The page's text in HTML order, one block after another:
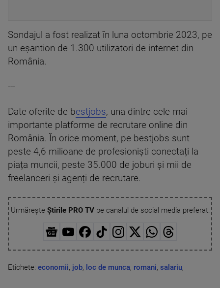
Sondajul a fost realizat în luna octombrie 2023, pe
un eșantion de 1.300 utilizatori de internet din
România.
---
Date oferite de bestjobs, una dintre cele mai
importante platforme de recrutare online din
România. În orice moment, pe bestjobs sunt
peste 4,6 milioane de profesioniști conectați la
piața muncii, peste 35.000 de joburi și mii de
freelanceri și agenți de recrutare.
Urmărește Știrile PRO TVpe canalul de social media preferat:
Etichete: economii, job, loc de munca, romani, salariu,